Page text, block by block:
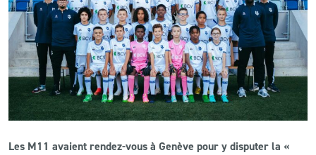
CLUB
CONTACT
ACTUALITÉS
Les M11 avaient rendez-vous à Genève pour y disputer la «